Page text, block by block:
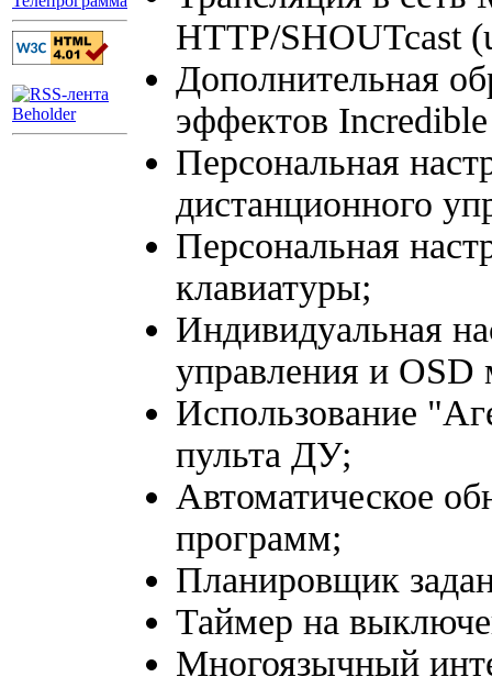
HTTP/SHOUTcast
Дополнительная
эффектов
Персональная
дистанционного
Персональная
клавиатуры;
Индивидуальная
управления и
Использование
пульта ДУ;
Автоматическое
программ;
Планировщик
Таймер на
Многоязычный